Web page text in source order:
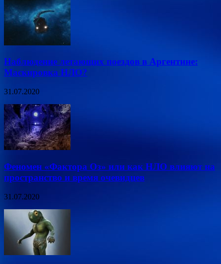
Наблюдение летающих поездов в Аргентине:
Маскировка НЛО?
31.07.2020
Феномен «Фактора Оз» или как НЛО влияют на
пространство и время очевидцев
31.07.2020